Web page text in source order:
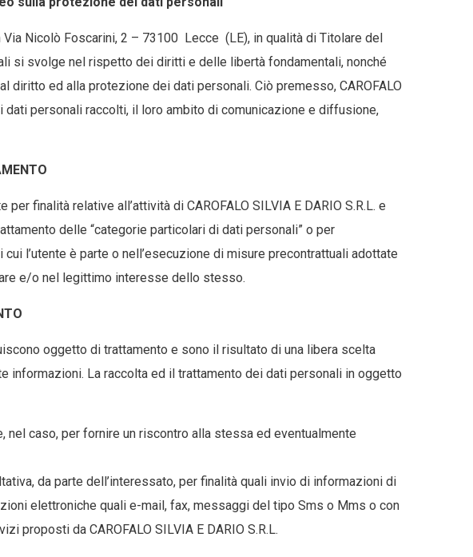
Via Nicolò Foscarini, 2 – 73100 Lecce (LE), in qualità di Titolare del
si svolge nel rispetto dei diritti e delle libertà fondamentali, nonché
ed alla protezione dei dati personali. Ciò premesso, CAROFALO
personali raccolti, il loro ambito di comunicazione e diffusione,
finalità relative all’attività di CAROFALO SILVIA E DARIO S.R.L. e
delle “categorie particolari di dati personali” o per
l’utente è parte o nell’esecuzione di misure precontrattuali adottate
e/o nel legittimo interesse dello stesso.
oggetto di trattamento e sono il risultato di una libera scelta
informazioni. La raccolta ed il trattamento dei dati personali in oggetto
caso, per fornire un riscontro alla stessa ed eventualmente
da parte dell’interessato, per finalità quali invio di informazioni di
elettroniche quali e-mail, fax, messaggi del tipo Sms o Mms o con
da CAROFALO SILVIA E DARIO S.R.L.